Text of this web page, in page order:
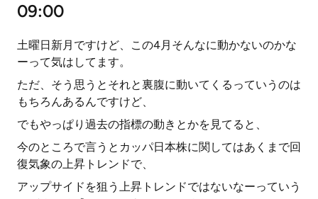
09:00
土曜日新月ですけど、この4月そんなに動かないのかな
ーって気はしてます。
ただ、そう思うとそれと裏腹に動いてくるっていうのは
もちろんあるんですけど、
でもやっぱり過去の指標の動きとかを見てると、
今のところで言うとカッパ日本株に関してはあくまで回
復気象の上昇トレンドで、
アップサイドを狙う上昇トレンドではないなーっていう